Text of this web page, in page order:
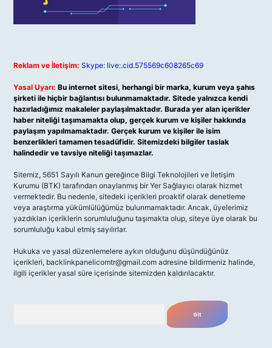
Reklam ve İletişim: Skype: live:.cid.575569c608265c69
Yasal Uyarı: Bu internet sitesi, herhangi bir marka, kurum veya şahıs
şirketi ile hiçbir bağlantısı bulunmamaktadır. Sitede yalnızca kendi
hazırladığımız makaleler paylaşılmaktadır. Burada yer alan içerikler
haber niteliği taşımamakta olup, gerçek kurum ve kişiler hakkında
paylaşım yapılmamaktadır. Gerçek kurum ve kişiler ile isim
benzerlikleri tamamen tesadüfidir. Sitemizdeki bilgiler taslak
halindedir ve tavsiye niteliği taşımazlar.
Sitemiz, 5651 Sayılı Kanun gereğince Bilgi Teknolojileri ve İletişim
Kurumu (BTK) tarafından onaylanmış bir Yer Sağlayıcı olarak hizmet
vermektedir. Bu nedenle, sitedeki içerikleri proaktif olarak denetleme
veya araştırma yükümlülüğümüz bulunmamaktadır. Ancak, üyelerimiz
yazdıkları içeriklerin sorumluluğunu taşımakta olup, siteye üye olarak bu
sorumluluğu kabul etmiş sayılırlar.
Hukuka ve yasal düzenlemelere aykırı olduğunu düşündüğünüz
içerikleri, backlinkpanelicomtr@gmail.com adresine bildirmeniz halinde,
ilgili içerikler yasal süre içerisinde sitemizden kaldırılacaktır.